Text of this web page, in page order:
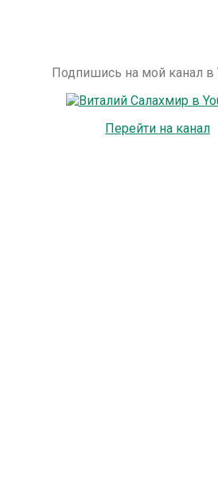
Подпишись на мой канал в
Перейти на канал